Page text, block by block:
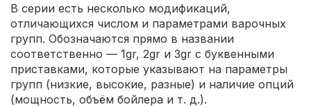
В серии есть несколько модификаций,
отличающихся числом и параметрами варочных
групп. Обозначаются прямо в названии
соответственно — 1gr, 2gr и 3gr с буквенными
приставками, которые указывают на параметры
групп (низкие, высокие, разные) и наличие опций
(мощность, объём бойлера и т. д.).